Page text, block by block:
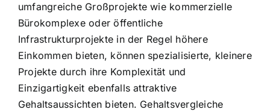
umfangreiche Großprojekte wie kommerzielle
Bürokomplexe oder öffentliche
Infrastrukturprojekte in der Regel höhere
Einkommen bieten, können spezialisierte, kleinere
Projekte durch ihre Komplexität und
Einzigartigkeit ebenfalls attraktive
Gehaltsaussichten bieten. Gehaltsvergleiche